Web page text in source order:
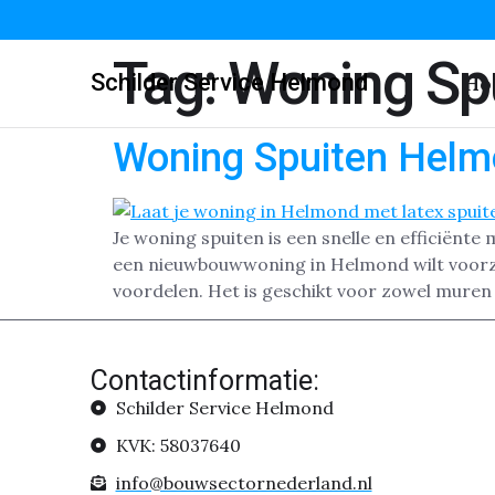
Schilder Service Helmond
Tag:Woning
Woning Spuiten
Je woning spuiten is een snelle en efficiënte
een nieuwbouwwoning in Helmond wilt
voordelen. Het is geschikt voor zowel
Contactinformatie:
Schilder Service Helmond
KVK: 58037640
info@bouwsectornederland.nl